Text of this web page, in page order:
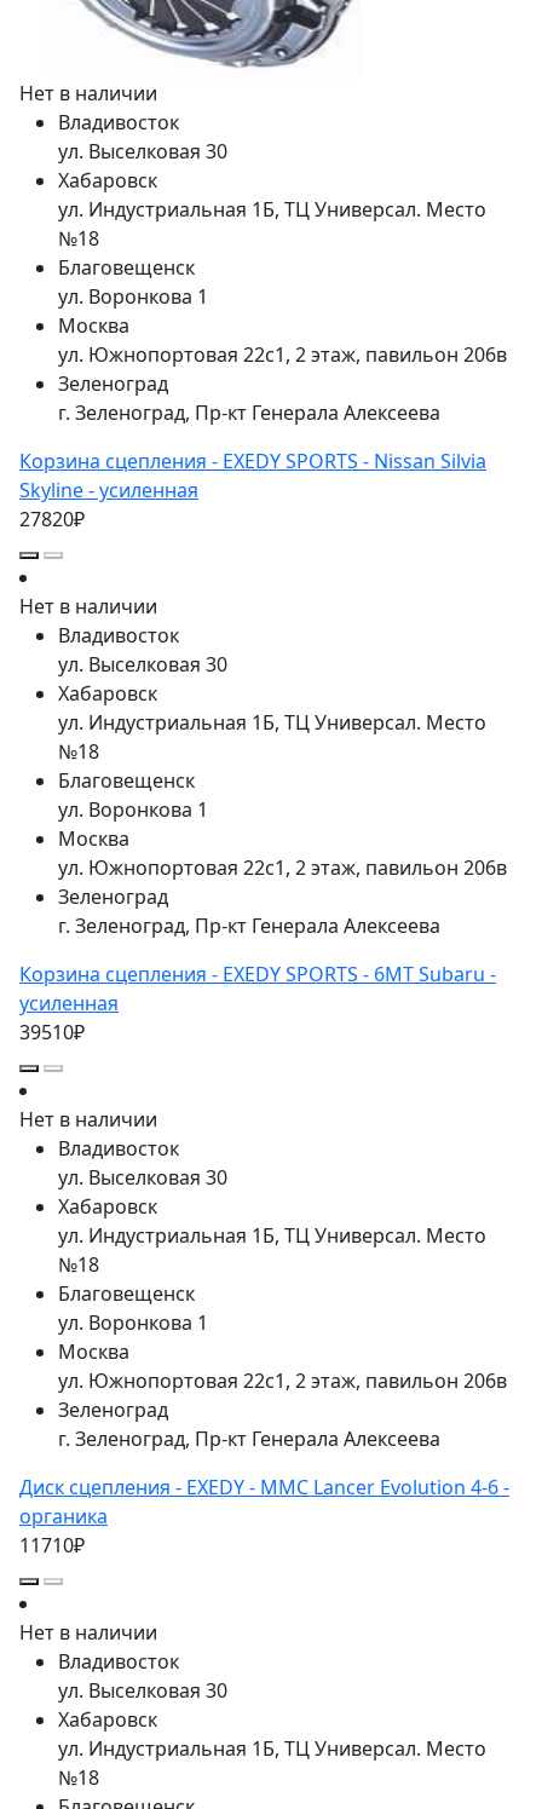
Нет в наличии
Владивосток
ул. Выселковая 30
Хабаровск
ул. Индустриальная 1Б, ТЦ Универсал. Место
№18
Благовещенск
ул. Воронкова 1
Москва
ул. Южнопортовая 22с1, 2 этаж, павильон 206в
Зеленоград
г. Зеленоград, Пр-кт Генерала Алексеева
Корзина сцепления - EXEDY SPORTS - Nissan Silvia
Skyline - усиленная
27820₽
Нет в наличии
Владивосток
ул. Выселковая 30
Хабаровск
ул. Индустриальная 1Б, ТЦ Универсал. Место
№18
Благовещенск
ул. Воронкова 1
Москва
ул. Южнопортовая 22с1, 2 этаж, павильон 206в
Зеленоград
г. Зеленоград, Пр-кт Генерала Алексеева
Корзина сцепления - EXEDY SPORTS - 6MT Subaru -
усиленная
39510₽
Нет в наличии
Владивосток
ул. Выселковая 30
Хабаровск
ул. Индустриальная 1Б, ТЦ Универсал. Место
№18
Благовещенск
ул. Воронкова 1
Москва
ул. Южнопортовая 22с1, 2 этаж, павильон 206в
Зеленоград
г. Зеленоград, Пр-кт Генерала Алексеева
Диск сцепления - EXEDY - MMC Lancer Evolution 4-6 -
органика
11710₽
Нет в наличии
Владивосток
ул. Выселковая 30
Хабаровск
ул. Индустриальная 1Б, ТЦ Универсал. Место
№18